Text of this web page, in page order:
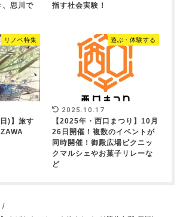
、思川で
指す社会実験！
リノベ特集
)】旅す
遊ぶ・体験する
2025.10.17
【2025年・西口まつり】10月
26日開催！複数のイベントが
同時開催！御殿広場ピクニッ
クマルシェやお菓子リレーな
ど